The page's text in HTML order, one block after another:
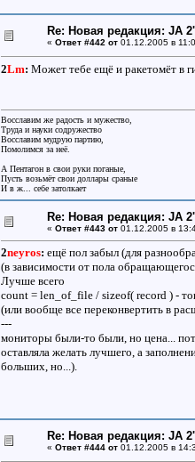
Re: Новая редакция: JA
« Ответ #442 от01.12.2005 в
2Lm: Может тебе ещё и ракетомёт в
Восславим же радость и мужество,
Труда и науки содружество
Восславим мудрую партию,
Помолимся за неё.
А Пентагон в свои руки поганые,
Пусть возьмёт свои доллары сраные
И в ж... себе затолкает
Re: Новая редакция: JA
« Ответ #443 от01.12.2005 в
2neyros: ещё пол забыл (для
(в зависимости от пола
Лучше всего
count = len_of_file / sizeof( record ) -
(или вообще все переконвертить в
---
мониторы были-то были, но цена...
оставляла желать лучшего, а
больших, но...).
Re: Новая редакция: JA
« Ответ #444 от01.12.2005 в